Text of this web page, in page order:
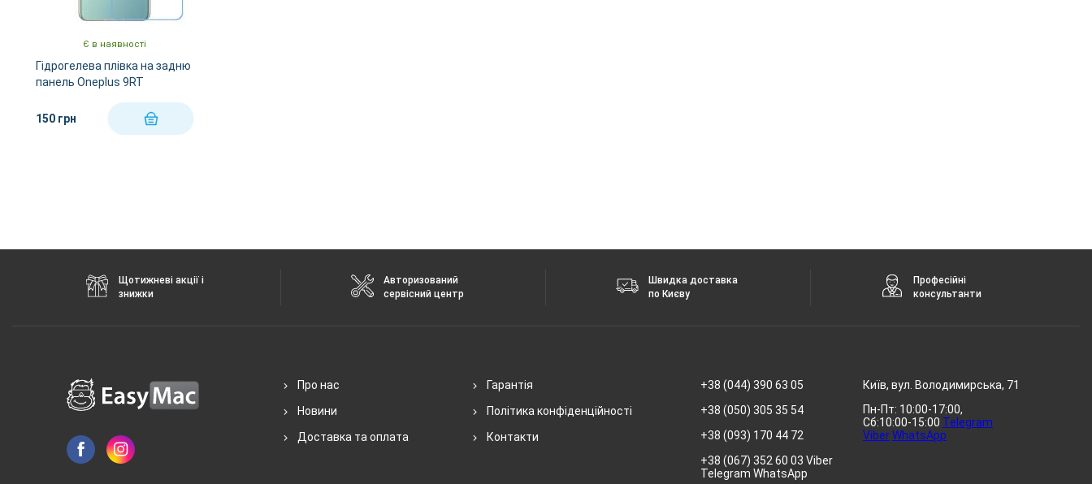
Є в наявності
Гідрогелева плівка на задню
панель Oneplus 9RT
150 грн КУПИТИ
Щотижневі акції і
знижки
Авторизований
сервісний центр
Швидка доставка
по Києву
Професійні
консультанти
Про нас
Новини
Доставка та оплата
Гарантія
Політика конфіденційності
Контакти
+38 (044) 390 63 05
+38 (050) 305 35 54
+38 (093) 170 44 72
+38 (067) 352 60 03 Viber
Telegram WhatsApp
Київ, вул. Володимирська, 71
Пн-Пт: 10:00-17:00,
Сб:10:00-15:00 Telegram
ViberWhatsApp